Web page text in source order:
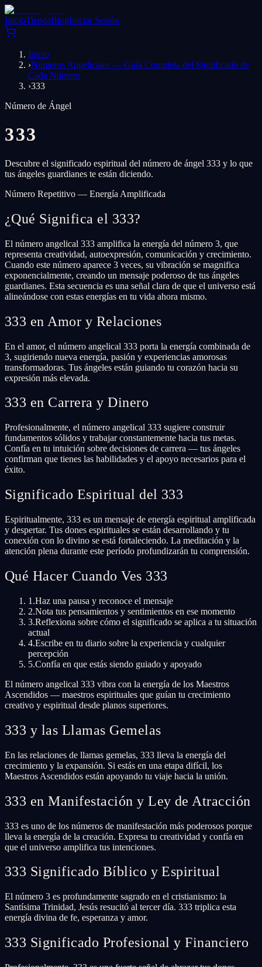
InicioTiendaBlogIniciar Sesión
Inicio
›Números Angelicales — Guía Completa del Significado de
Cada Número
›333
Número de Ángel
333
Descubre el significado espiritual del número de ángel 333 y lo que
tus ángeles guardianes te están diciendo.
Número Repetitivo — Energía Amplificada
¿Qué Significa el 333?
El número angelical 333 amplifica la energía del número 3, que
representa creatividad, autoexpresión, comunicación y crecimiento.
Cuando este número aparece 3 veces, su vibración se magnifica
exponencialmente, creando un mensaje poderoso de tus ángeles
guardianes. Esta secuencia es una señal clara de que el universo está
alineándose con estas energías en tu vida ahora mismo.
333 en Amor y Relaciones
En el amor, el número angelical 333 porta la energía combinada de
3, sugiriendo nueva energía, pasión y experiencias amorosas
transformadoras. Tus ángeles están guiando tu corazón hacia su
expresión más elevada.
333 en Carrera y Dinero
Profesionalmente, el número angelical 333 sugiere construir
fundamentos sólidos y trabajar constantemente hacia tus metas.
Confía en tu intuición sobre decisiones de carrera — tus ángeles
confirman que tienes las habilidades y el apoyo necesarios para el
éxito.
Significado Espiritual del 333
Espiritualmente, 333 es un mensaje de energía espiritual amplificada
y despertar. Tus dones espirituales se están desarrollando y tu
conexión con lo divino se está fortaleciendo. La meditación y la
atención plena durante este período profundizarán tu comprensión.
Qué Hacer Cuando Ves 333
1.Haz una pausa y reconoce el mensaje
2.Nota tus pensamientos y sentimientos en ese momento
3.Reflexiona sobre cómo el significado se aplica a tu situación
actual
4.Escribe en tu diario sobre la experiencia y cualquier
percepción
5.Confía en que estás siendo guiado y apoyado
El número angelical 333 vibra con la energía de los Maestros
Ascendidos — maestros espirituales que guían tu crecimiento
creativo y espiritual desde planos superiores.
333 y las Llamas Gemelas
En las relaciones de llamas gemelas, 333 lleva la energía del
crecimiento y la expansión. Si estás en una etapa difícil, los
Maestros Ascendidos están apoyando tu viaje hacia la unión.
333 en Manifestación y Ley de Atracción
333 es uno de los números de manifestación más poderosos porque
lleva la energía de la creación. Expresa tu creatividad y confía en
que el universo amplifica tus intenciones.
333 Significado Bíblico y Espiritual
El número 3 es profundamente sagrado en el cristianismo: la
Santísima Trinidad, Jesús resucitó al tercer día. 333 triplica esta
energía divina de fe, esperanza y amor.
333 Significado Profesional y Financiero